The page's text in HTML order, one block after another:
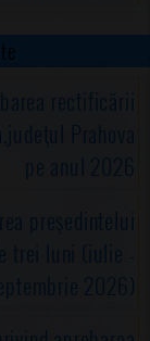
rectificării
Prahova
pe anul 2026
preşedintelui
trei luni (iulie -
2026)